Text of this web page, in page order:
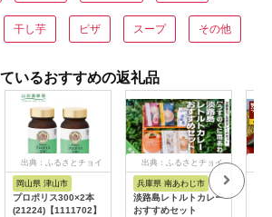
干し芋 ピザ スープ その他
いるおすすめの返礼品
出典：ふるさとチョイ
岡山県 津山市
プロポリス300×2本
(21224)【1111702】
出典：ふるさとチョイ
兵庫県 南あわじ市
淡路島レトルトカレー
おすすめセット